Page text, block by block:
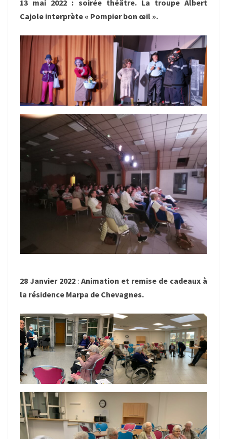
13 mai 2022 : soirée théâtre. La troupe Albert
Cajole interprète « Pompier bon œil ».
28 Janvier 2022 : Animation et remise de cadeaux à
la résidence Marpa de Chevagnes.